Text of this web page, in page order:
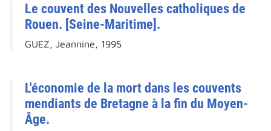
Le couvent des Nouvelles catholiques de
Rouen. [Seine-Maritime].
GUEZ, Jeannine, 1995
L'économie de la mort dans les couvents
mendiants de Bretagne à la fin du Moyen-
Âge.